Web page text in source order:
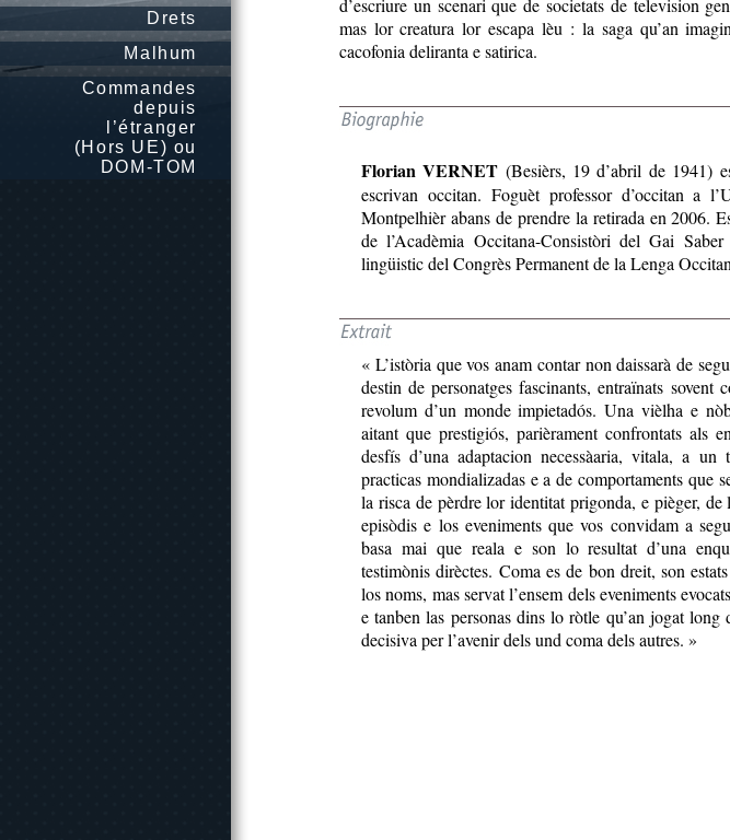
Drets
Malhum
Commandes
depuis
l’étranger
(Hors UE) ou
DOM-TOM
d’escriure un scenari que de societats de television
mas lor creatura lor escapa lèu : la saga qu’an
cacofonia deliranta e satirica.
Florian VERNET (Besièrs, 19 d’abril de 1941)
escrivan occitan. Foguèt professor d’occitan a
Montpelhièr abans de prendre la retirada en 2006.
de l’Acadèmia Occitana-Consistòri del Gai
lingüistic del Congrès Permanent de la Lenga
« L’istòria que vos anam contar non daissarà de
destin de personatges fascinants, entraïnats
revolum d’un monde impietadós. Una vièlha e
aitant que prestigiós, parièrament confrontats als
desfís d’una adaptacion necessàaria, vitala, a
practicas mondializadas e a de comportaments que
la risca de pèrdre lor identitat prigonda, e pièger, de
episòdis e los eveniments que vos convidam a
basa mai que reala e son lo resultat d’una
testimònis dirèctes. Coma es de bon dreit, son
los noms, mas servat l’ensem dels eveniments
e tanben las personas dins lo ròtle qu’an jogat long
decisiva per l’avenir dels und coma dels autres. »